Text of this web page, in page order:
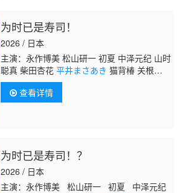
为时已是寿司！
2026 / 日本
主演：永作博美 松山研一 初夏 中泽元纪 山时
聪真 柴田杏花 平井まさあき 猫背椿 关根
勤 有働由美子 佐野史郎
查看详情
为时已是寿司！？
2026 / 日本
主演：永作博美 松山研一 初夏 中泽元纪